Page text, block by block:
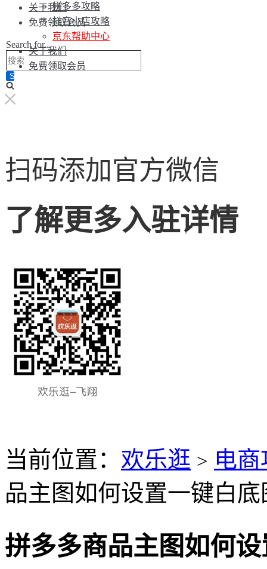
关于我们
免费领取会员
Search for...
拼多多攻略
抖音小店攻略
京东帮助中心
关于我们
免费领取会员
扫码添加官方微信
了解更多入驻详情
当前位置： 欢乐逛 > 电
品主图如何设置一键白底
拼多多商品主图如何